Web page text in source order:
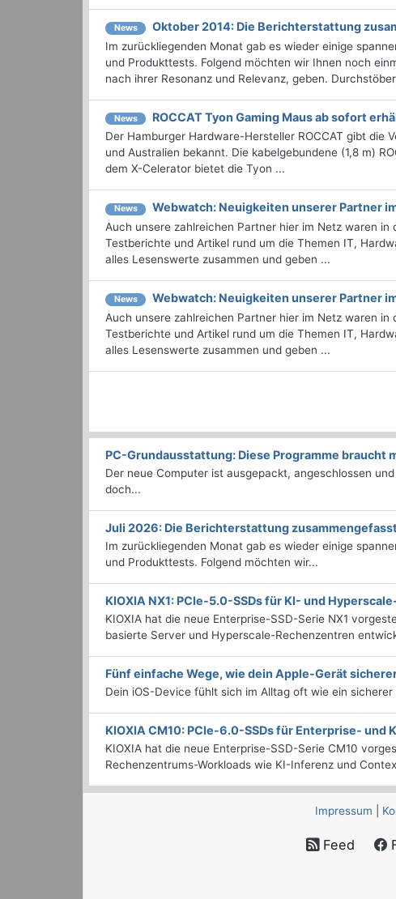
News Oktober 2014: Die Berichterstattung
Im zurückliegenden Monat gab es wieder einige
und Produkttests. Folgend möchten wir Ihnen noch
nach ihrer Resonanz und Relevanz, geben.
News ROCCAT Tyon Gaming Maus ab sofort
Der Hamburger Hardware-Hersteller ROCCAT gibt die
und Australien bekannt. Die kabelgebundene (1,8 m)
dem X-Celerator bietet die Tyon ...
News Webwatch: Neuigkeiten unserer Partner
Auch unsere zahlreichen Partner hier im Netz waren
Testberichte und Artikel rund um die Themen IT,
alles Lesenswerte zusammen und geben ...
News Webwatch: Neuigkeiten unserer Partner
Auch unsere zahlreichen Partner hier im Netz waren
Testberichte und Artikel rund um die Themen IT,
alles Lesenswerte zusammen und geben ...
PC-Grundausstattung: Diese Programme braucht
Der neue Computer ist ausgepackt, angeschlossen
doch...
Juli 2026: Die Bericht­erstattung zusammengefasst
Im zurückliegenden Monat gab es wieder einige
und Produkttests. Folgend möchten wir...
KIOXIA NX1: PCIe-5.0-SSDs für KI- und
KIOXIA hat die neue Enterprise-SSD-Serie NX1
basierte Server und Hyperscale-Rechenzentren
Fünf einfache Wege, wie dein Apple-Gerät
Dein iOS-Device fühlt sich im Alltag oft wie ein
KIOXIA CM10: PCIe-6.0-SSDs für Enterprise- und
KIOXIA hat die neue Enterprise-SSD-Serie CM10
Rechenzentrums-Workloads wie KI-Inferenz und
Impressum
Feed